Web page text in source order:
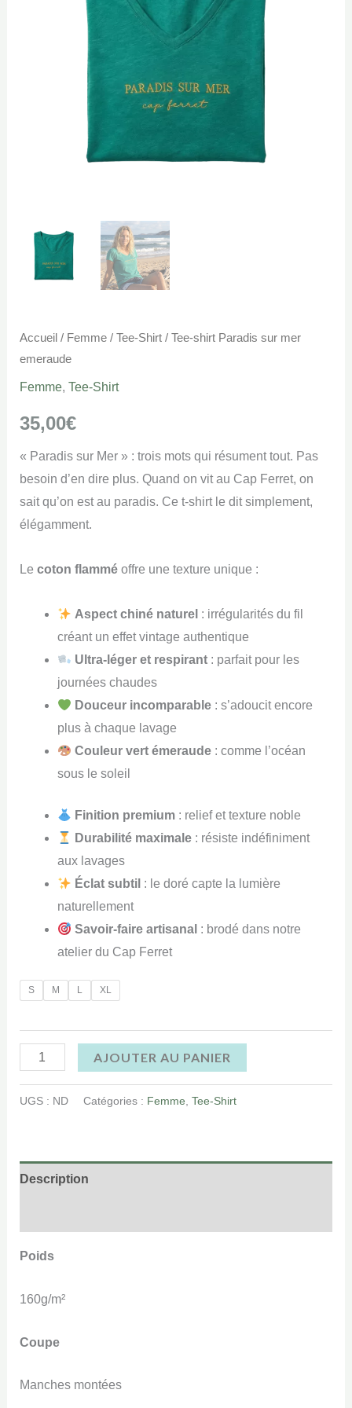
Accueil / Femme/ Tee-Shirt/ Tee-shirt Paradis sur mer
emeraude
Femme, Tee-Shirt
35,00€
« Paradis sur Mer » : trois mots qui résument tout. Pas
besoin d’en dire plus. Quand on vit au Cap Ferret, on
sait qu’on est au paradis. Ce t-shirt le dit simplement,
élégamment.
Le coton flamméoffre une texture unique :
Aspect chiné naturel : irrégularités du fil
créant un effet vintage authentique
Ultra-léger et respirant: parfait pour les
journées chaudes
Douceur incomparable: s’adoucit encore
plus à chaque lavage
Couleur vert émeraude: comme l’océan
sous le soleil
Finition premium: relief et texture noble
Durabilité maximale: résiste indéfiniment
aux lavages
Éclat subtil : le doré capte la lumière
naturellement
Savoir-faire artisanal : brodé dans notre
atelier du Cap Ferret
S M L XL
AJOUTER AU PANIER
UGS : ND Catégories : Femme, Tee-Shirt
Description
Poids
160g/m²
Coupe
Manches montées